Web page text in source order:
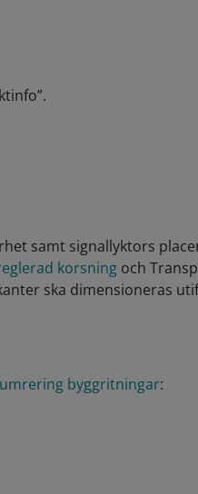
samt signallyktors
korsning och
ska dimensioneras
byggritningar: